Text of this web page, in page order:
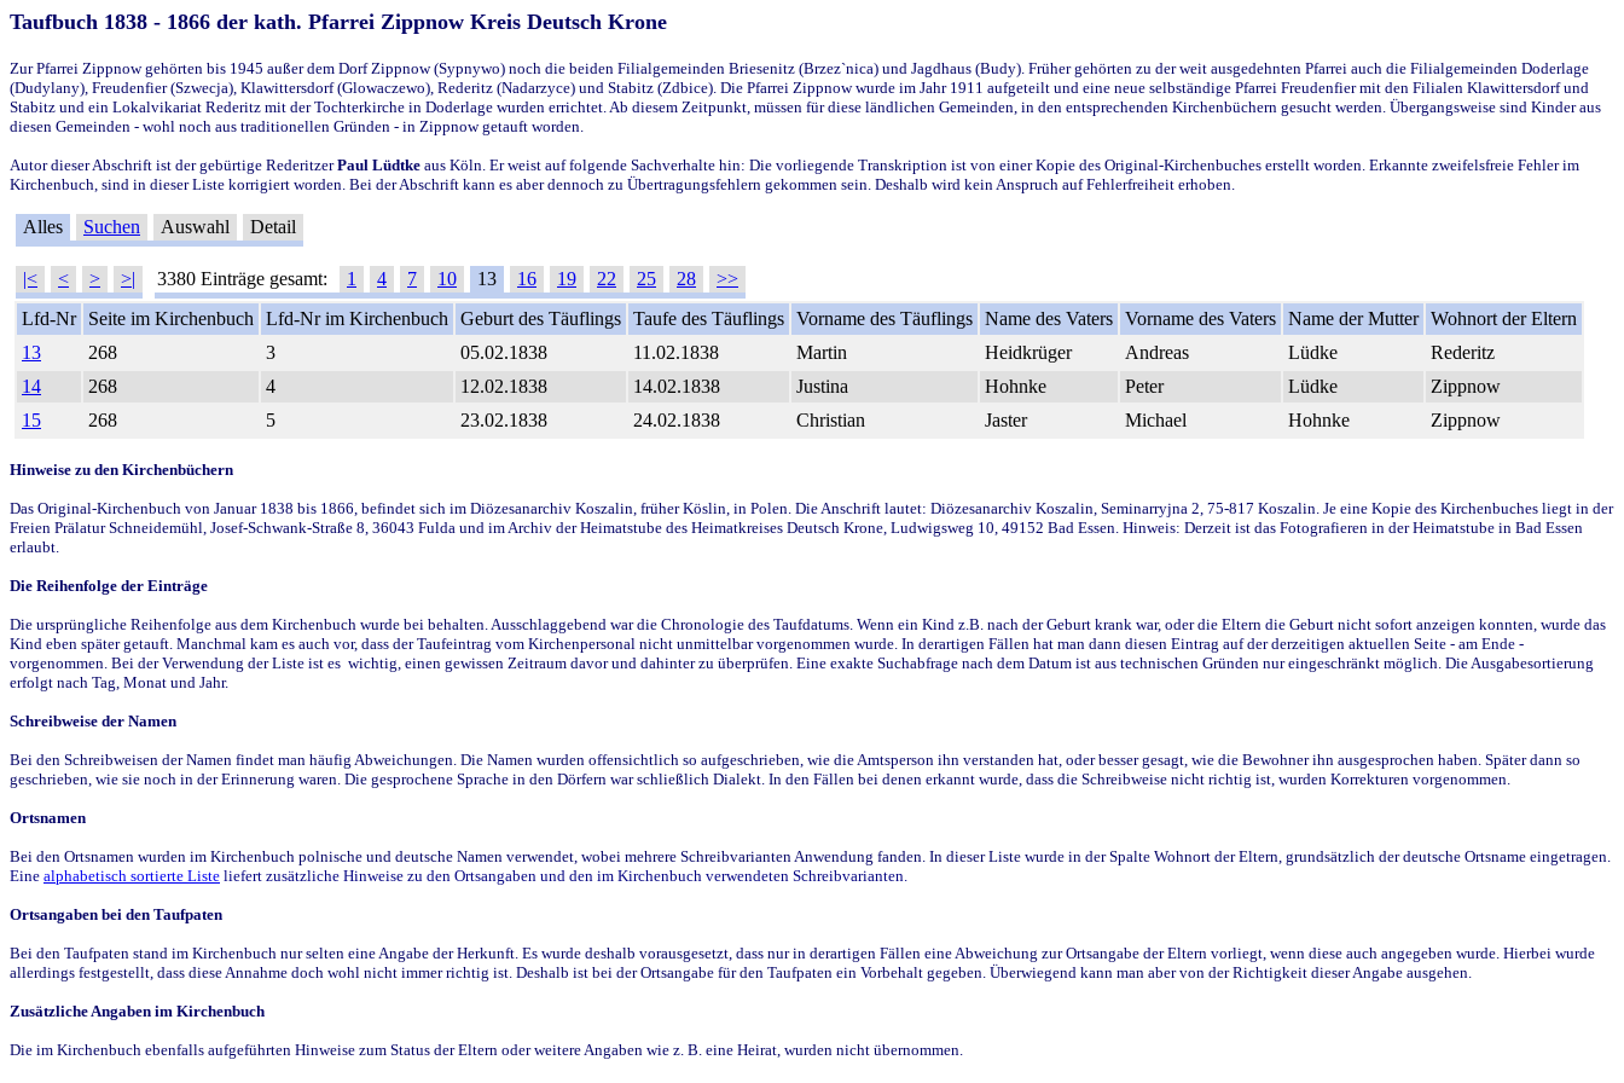
Taufbuch 1838 - 1866 der kath. Pfarrei Zippnow Kreis Deutsch Krone
Zur Pfarrei Zippnow gehörten bis 1945 außer dem Dorf Zippnow (Sypnywo) noch die beiden Filialgemeinden Briesenitz (Brzez`nica) und Jagdhaus (Budy). Früher gehörten zu der weit ausgedehnten Pfarrei auch die Filialgemeinden Doderlage
(Dudylany), Freudenfier (Szwecja), Klawittersdorf (Glowaczewo), Rederitz (Nadarzyce) und Stabitz (Zdbice). Die Pfarrei Zippnow wurde im Jahr 1911 aufgeteilt und eine neue selbständige Pfarrei Freudenfier mit den Filialen Klawittersdorf und
Stabitz und ein Lokalvikariat Rederitz mit der Tochterkirche in Doderlage wurden errichtet. Ab diesem Zeitpunkt, müssen für diese ländlichen Gemeinden, in den entsprechenden Kirchenbüchern gesucht werden. Übergangsweise sind Kinder aus
diesen Gemeinden - wohl noch aus traditionellen Gründen - in Zippnow getauft worden.
Autor dieser Abschrift ist der gebürtige RederitzerPaul Lüdtke aus Köln. Er weist auf folgende Sachverhalte hin: Die vorliegende Transkription ist von einer Kopie des Original-Kirchenbuches erstellt worden. Erkannte zweifelsfreie Fehler im
Kirchenbuch, sind in dieser Liste korrigiert worden. Bei der Abschrift kann es aber dennoch zu Übertragungsfehlern gekommen sein. Deshalb wird kein Anspruch auf Fehlerfreiheit erhoben.
Alles Suchen Auswahl Detail
|< < > >| 3380 Einträge gesamt: 1 4 7 10 13 16 19 22 25 28
>>
Lfd-Nr
Seite im Kirchenbuch Lfd-Nr im Kirchenbuch Geburt des Täuflings Taufe des Täuflings Vorname des Täuflings Name des Vaters Vorname des Vaters Name der Mutter Wohnort der Eltern
13
268 3 05.02.1838 11.02.1838 Martin Heidkrüger Andreas Lüdke
Rederitz
14
268 4 12.02.1838 14.02.1838 Justina Hohnke Peter Lüdke
Zippnow
15
268 5 23.02.1838 24.02.1838 Christian Jaster Michael Hohnke Zippnow
Hinweise zu den Kirchenbüchern
Das Original-Kirchenbuch von Januar 1838 bis 1866, befindet sich im Diözesanarchiv Koszalin, früher Köslin, in Polen. Die Anschrift lautet: Diözesanarchiv Koszalin, Seminarryjna 2, 75-817 Koszalin. Je eine Kopie des Kirchenbuches liegt in der
Freien Prälatur Schneidemühl, Josef-Schwank-Straße 8, 36043 Fulda und im Archiv der Heimatstube des Heimatkreises Deutsch Krone, Ludwigsweg 10, 49152 Bad Essen. Hinweis: Derzeit ist das Fotografieren in der Heimatstube in Bad Essen
erlaubt.
Die Reihenfolge der Einträge
Die ursprüngliche Reihenfolge aus dem Kirchenbuch wurde bei behalten. Ausschlaggebend war die Chronologie des Taufdatums. Wenn ein Kind z.B. nach der Geburt krank war, oder die Eltern die Geburt nicht sofort anzeigen konnten, wurde das
Kind eben später getauft. Manchmal kam es auch vor, dass der Taufeintrag vom Kirchenpersonal nicht unmittelbar vorgenommen wurde. In derartigen Fällen hat man dann diesen Eintrag auf der derzeitigen aktuellen Seite - am Ende -
vorgenommen. Bei der Verwendung der Liste ist es wichtig, einen gewissen Zeitraum davor und dahinter zu überprüfen. Eine exakte Suchabfrage nach dem Datum ist aus technischen Gründen nur eingeschränkt möglich. Die Ausgabesortierung
erfolgt nach Tag, Monat und Jahr.
Schreibweise der Namen
Bei den Schreibweisen der Namen findet man häufig Abweichungen. Die Namen wurden offensichtlich so aufgeschrieben, wie die Amtsperson ihn verstanden hat, oder besser gesagt, wie die Bewohner ihn ausgesprochen haben. Später dann so
geschrieben, wie sie noch in der Erinnerung waren. Die gesprochene Sprache in den Dörfern war schließlich Dialekt. In den Fällen bei denen erkannt wurde, dass die Schreibweise nicht richtig ist, wurden Korrekturen vorgenommen.
Ortsnamen
Bei den Ortsnamen wurden im Kirchenbuch polnische und deutsche Namen verwendet, wobei mehrere Schreibvarianten Anwendung fanden. In dieser Liste wurde in der Spalte Wohnort der Eltern, grundsätzlich der deutsche Ortsname eingetragen.
Eine alphabetisch sortierte Liste liefert zusätzliche Hinweise zu den Ortsangaben und den im Kirchenbuch verwendeten Schreibvarianten.
Ortsangaben bei den Taufpaten
Bei den Taufpaten stand im Kirchenbuch nur selten eine Angabe der Herkunft. Es wurde deshalb vorausgesetzt, dass nur in derartigen Fällen eine Abweichung zur Ortsangabe der Eltern vorliegt, wenn diese auch angegeben wurde. Hierbei wurde
allerdings festgestellt, dass diese Annahme doch wohl nicht immer richtig ist. Deshalb ist bei der Ortsangabe für den Taufpaten ein Vorbehalt gegeben. Überwiegend kann man aber von der Richtigkeit dieser Angabe ausgehen.
Zusätzliche Angaben im Kirchenbuch
Die im Kirchenbuch ebenfalls aufgeführten Hinweise zum Status der Eltern oder weitere Angaben wie z. B. eine Heirat, wurden nicht übernommen.